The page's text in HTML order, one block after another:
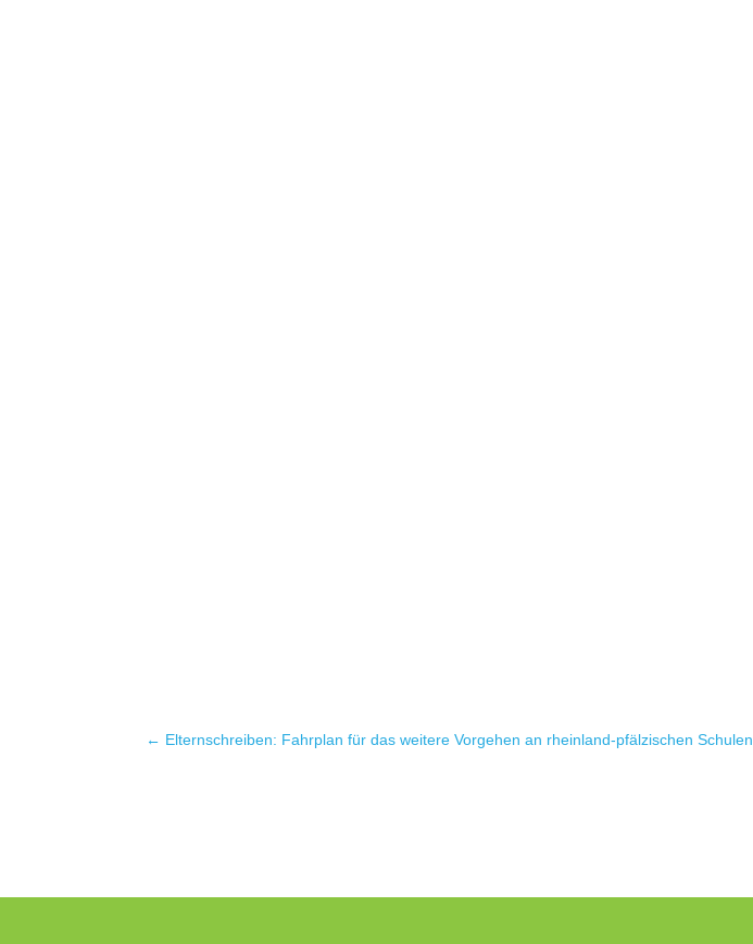
← Elternschreiben: Fahrplan für das weitere Vorgehen an rheinland-pfälzischen Schulen